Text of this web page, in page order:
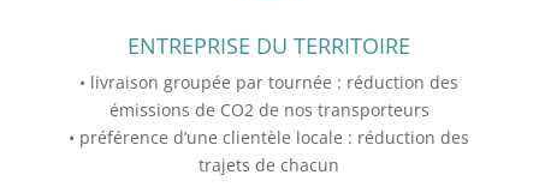
ENTREPRISE DU TERRITOIRE
• livraison groupée par tournée : réduction des
émissions de CO2 de nos transporteurs
• préférence d’une clientèle locale : réduction des
trajets de chacun